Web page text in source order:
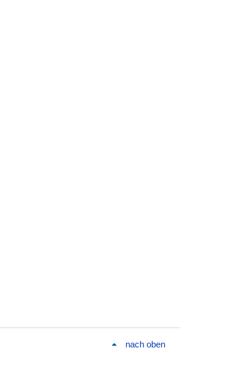
nach oben